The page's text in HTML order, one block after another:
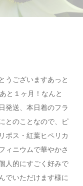
うございますあっと
と１ヶ月！なんと
発送、本日着のフラ
とのことなので、ピ
ポス・紅葉ヒペリカ
ィニウムで華やかさ
人的にすごく好みで
でいただけます様に